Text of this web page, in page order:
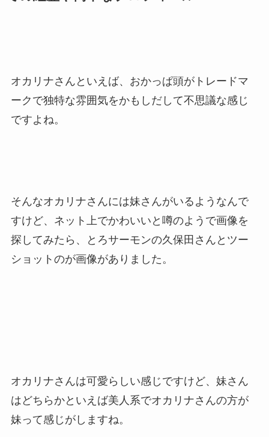
オカリナさんといえば、おかっぱ頭がトレードマ
ークで独特な雰囲気をかもしだして不思議な感じ
ですよね。
そんなオカリナさんには妹さんがいるようなんで
すけど、ネット上でかわいいと噂のようで画像を
探してみたら、とろサーモンの久保田さんとツー
ショットのが画像がありました。
オカリナさんは可愛らしい感じですけど、妹さん
はどちらかといえば美人系でオカリナさんの方が
妹って感じがしますね。